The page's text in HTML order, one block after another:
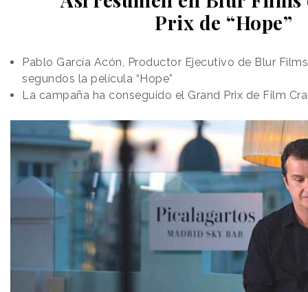
Prix de “Hope”
Pablo García Acón, Productor Ejecutivo de Blur
segundos la película “Hope”
La campaña ha conseguido el Grand Prix de Film